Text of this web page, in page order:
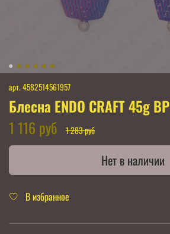
арт. 4582514561957
Блесна ENDO CRAFT 45g BP
1 116 руб
1 283 руб
Нет в наличии
В избранное